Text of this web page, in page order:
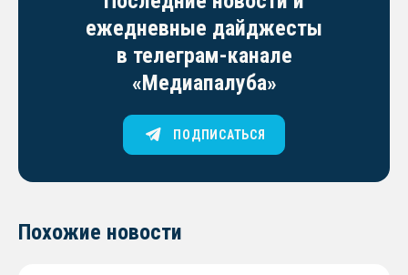
ежедневные дайджесты
в телеграм-канале
«Медиапалуба»
ПОДПИСАТЬСЯ
Похожие новости